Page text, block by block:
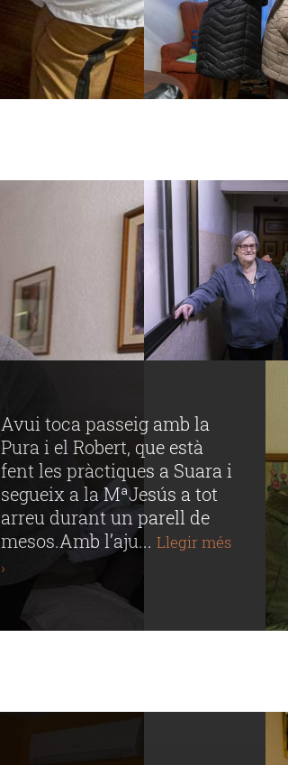
Avui toca passeig amb la
Pura i el Robert, que està
fent les pràctiques a Suara i
segueix a la MªJesús a tot
arreu durant un parell de
mesos.Amb l’aju...Llegir més
›